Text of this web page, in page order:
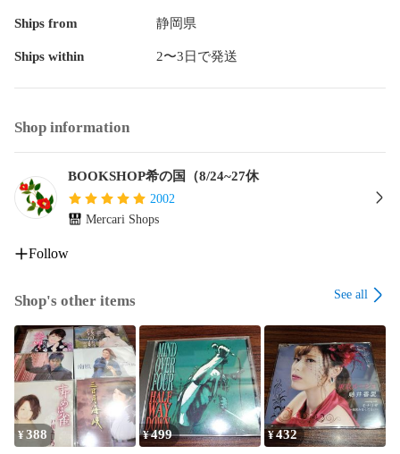
Ships from 静岡県
Ships within 2〜3日で発送
Shop information
BOOKSHOP希の国（8/24~27休
2002
Mercari Shops
Follow
Shop's other items See all
¥388 ¥499 ¥432